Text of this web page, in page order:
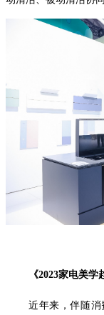
《2023家电美
近年来，伴随